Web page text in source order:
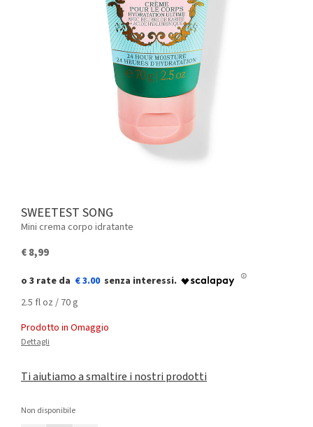
SWEETEST SONG
Mini crema corpo idratante
€ 8,99
€ 3.00
2.5 fl oz / 70 g
Prodotto in Omaggio
Dettagli
Ti aiutiamo a smaltire i nostri prodotti
Non disponibile